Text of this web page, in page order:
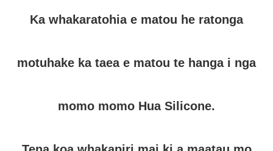
Ka whakaratohia e matou he ratonga
motuhake ka taea e matou te hanga i nga
momo momo Hua Silicone.